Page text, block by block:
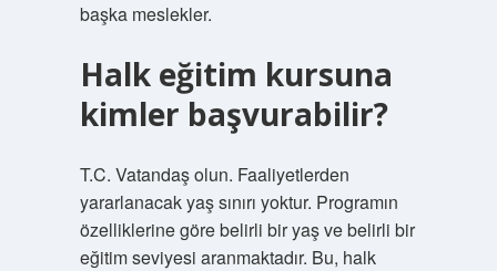
başka meslekler.
Halk eğitim kursuna
kimler başvurabilir?
T.C. Vatandaş olun. Faaliyetlerden
yararlanacak yaş sınırı yoktur. Programın
özelliklerine göre belirli bir yaş ve belirli bir
eğitim seviyesi aranmaktadır. Bu, halk